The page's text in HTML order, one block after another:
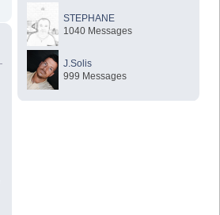
STEPHANE
1040 Messages
J.Solis
999 Messages